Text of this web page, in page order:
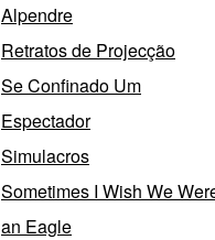
Alpendre
Retratos de Projecção
Se Confinado Um
Espectador
Simulacros
Sometimes I Wish We
an Eagle